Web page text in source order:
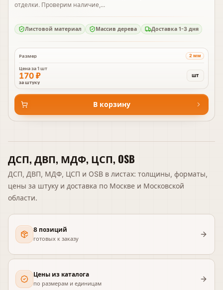
отделки. Проверим наличие,...
Листовой материал Массив дерева Доставка 1-3 дня
Размер 2 мм
Цена за1 шт
170 ₽
за штуку
шт
В корзину
ДСП, ДВП, МДФ, ЦСП, OSB
ДСП, ДВП, МДФ, ЦСП и OSB в листах: толщины, форматы,
цены за штуку и доставка по Москве и Московской
области.
8 позиций
готовых к заказу
Цены из каталога
по размерам и единицам